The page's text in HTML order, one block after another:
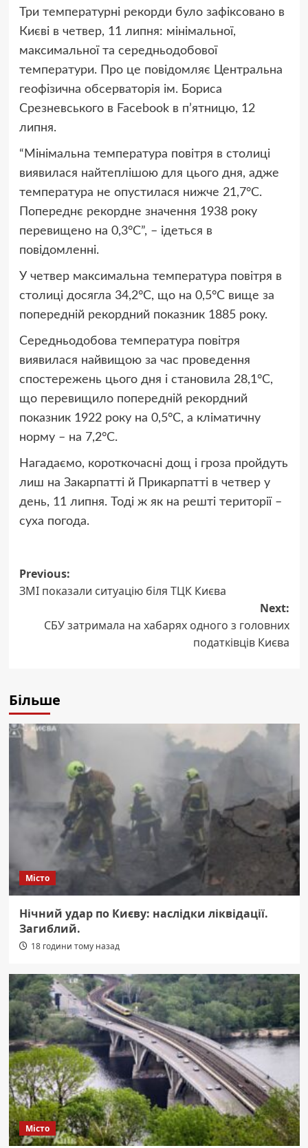
Три температурні рекорди було зафіксовано в
Києві в четвер, 11 липня: мінімальної,
максимальної та середньодобової
температури. Про це повідомляє Центральна
геофізична обсерваторія ім. Бориса
Срезневського в Facebook в п’ятницю, 12
липня.
“Мінімальна температура повітря в столиці
виявилася найтеплішою для цього дня, адже
температура не опустилася нижче 21,7°С.
Попереднє рекордне значення 1938 року
перевищено на 0,3°С”, – ідеться в
повідомленні.
У четвер максимальна температура повітря в
столиці досягла 34,2°С, що на 0,5°С вище за
попередній рекордний показник 1885 року.
Середньодобова температура повітря
виявилася найвищою за час проведення
спостережень цього дня і становила 28,1°С,
що перевищило попередній рекордний
показник 1922 року на 0,5°С, а кліматичну
норму – на 7,2°С.
Нагадаємо, короткочасні дощ і гроза пройдуть
лиш на Закарпатті й Прикарпатті в четвер у
день, 11 липня. Тоді ж як на решті території –
суха погода.
Post
navigation
Previous:
ЗМІ показали ситуацію біля ТЦК Києва
Next:
СБУ затримала на хабарях одного з головних
податківців Києва
Більше
Місто
Нічний удар по Києву: наслідки ліквідації.
Загиблий.
18 години тому назад
Місто